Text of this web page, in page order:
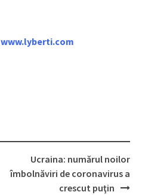
www.lyberti.com
Ucraina: numărul noilor
îmbolnăviri de coronavirus a
crescut puţin